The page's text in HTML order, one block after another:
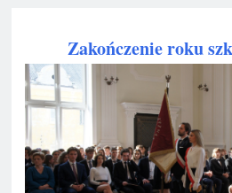
Zakończenie roku